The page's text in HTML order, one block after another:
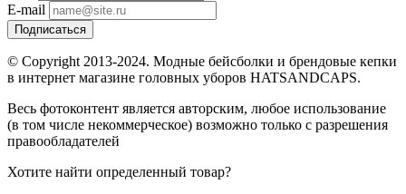
E-mail
Подписаться
© Copyright 2013-2024. Модные бейсболки и брендовые кепки
в интернет магазине головных уборов HATSANDCAPS.
Весь фотоконтент является авторским, любое использование
(в том числе некоммерческое) возможно только с разрешения
правообладателей
Хотите найти определенный товар?